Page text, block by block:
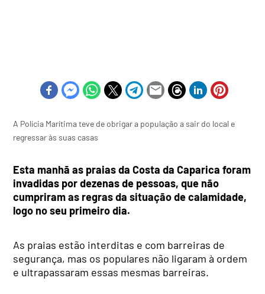
A Polícia Marítima teve de obrigar a população a sair do local e
regressar às suas casas
Esta manhã as praias da Costa da Caparica foram
invadidas por dezenas de pessoas, que não
cumpriram as regras da situação de calamidade,
logo no seu primeiro dia.
As praias estão interditas e com barreiras de
segurança, mas os populares não ligaram à ordem
e ultrapassaram essas mesmas barreiras.